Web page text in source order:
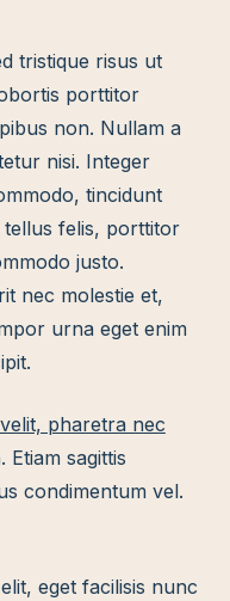
tristique risus ut
porttitor
non. Nullam a
nisi. Integer
tincidunt
tellus felis, porttitor
justo.
nec molestie et,
urna eget enim
pharetra nec
sagittis
condimentum vel.
eget facilisis nunc